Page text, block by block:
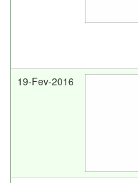
19-Fev-2016